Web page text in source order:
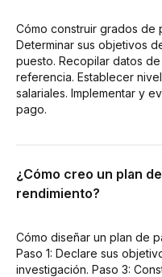
Cómo construir grados de
Determinar sus objetivos
puesto. Recopilar datos
referencia. Establecer
salariales. Implementar y
pago.
¿Cómo creo un plan
rendimiento?
Cómo diseñar un plan de
Paso 1: Declare sus
investigación. Paso 3: